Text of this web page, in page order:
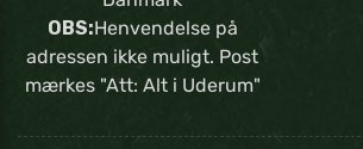
OBS:Henvendelse på
adressen ikke muligt. Post
mærkes "Att: Alt i Uderum"